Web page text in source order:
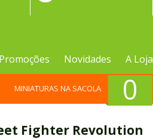
Promoções Novidades A Loja
0
MINIATURAS NA SACOLA
Fighter Revolution